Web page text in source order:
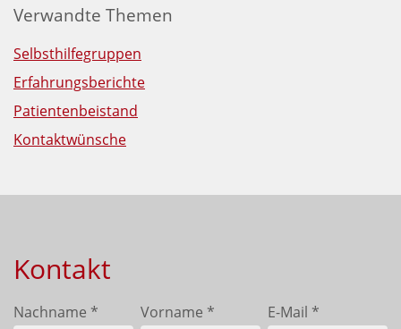
Verwandte Themen
Selbsthilfegruppen
Erfahrungsberichte
Patientenbeistand
Kontaktwünsche
Kontakt
Nachname * Vorname * E-Mail *